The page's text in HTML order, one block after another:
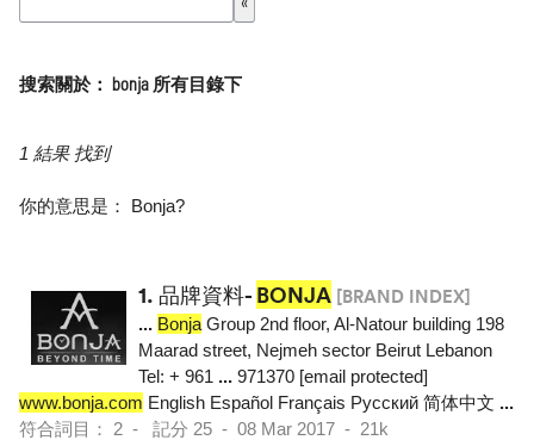
搜索關於： bonja 所有目錄下
1 結果 找到
你的意思是： Bonja?
1. 品牌資料- BONJA [BRAND INDEX]
... Bonja Group 2nd floor, Al-Natour building 198
Maarad street, Nejmeh sector Beirut Lebanon
Tel: + 961 ... 971370 [email protected]
www.bonja.com English Español Français Pусский 简体中文 ...
符合詞目： 2 - 記分 25 - 08 Mar 2017 - 21k